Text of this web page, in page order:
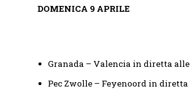
DOMENICA 9 APRILE
Granada – Valencia in diretta
Pec Zwolle – Feyenoord in